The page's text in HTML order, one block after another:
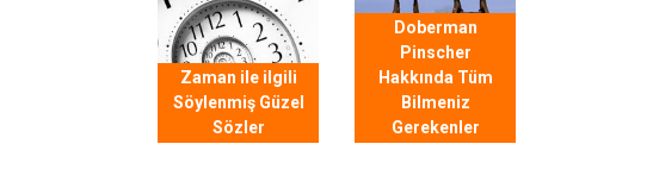
Zaman ile ilgili
Söylenmiş Güzel
Sözler
Doberman
Pinscher
Hakkında Tüm
Bilmeniz
Gerekenler